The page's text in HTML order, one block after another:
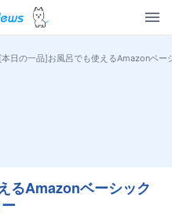
[本日の一品]お風呂でも使えるAmazonベー
るAmazonベーシック